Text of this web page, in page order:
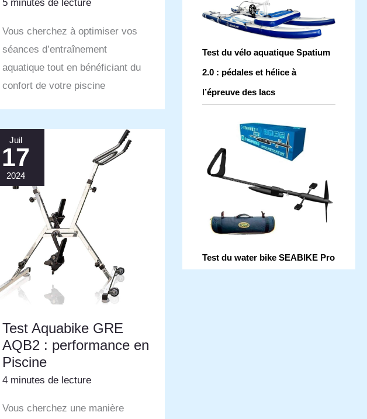
5 minutes de lecture
Vous cherchez à optimiser vos
séances d’entraînement
aquatique tout en bénéficiant du
confort de votre piscine
Juil
17
2024
Test Aquabike GRE
AQB2 : performance en
Piscine
4 minutes de lecture
Vous cherchez une manière
Test du vélo aquatique Spatium
2.0 : pédales et hélice à
l’épreuve des lacs
Test du water bike SEABIKE Pro